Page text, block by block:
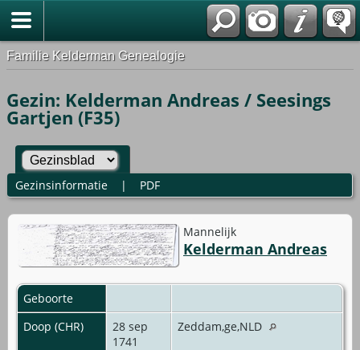
Familie Kelderman Genealogie
Gezin: Kelderman Andreas / Seesings
Gartjen (F35)
Gezinsinformatie| PDF
Mannelijk
Kelderman Andreas
Geboorte
Doop (CHR)
28 sep
1741
Zeddam,ge,NLD